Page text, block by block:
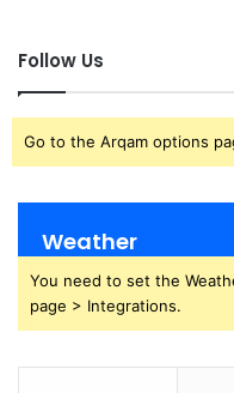
Follow Us
Go to the Arqam options
Weather
You need to set the
page > Integrations.